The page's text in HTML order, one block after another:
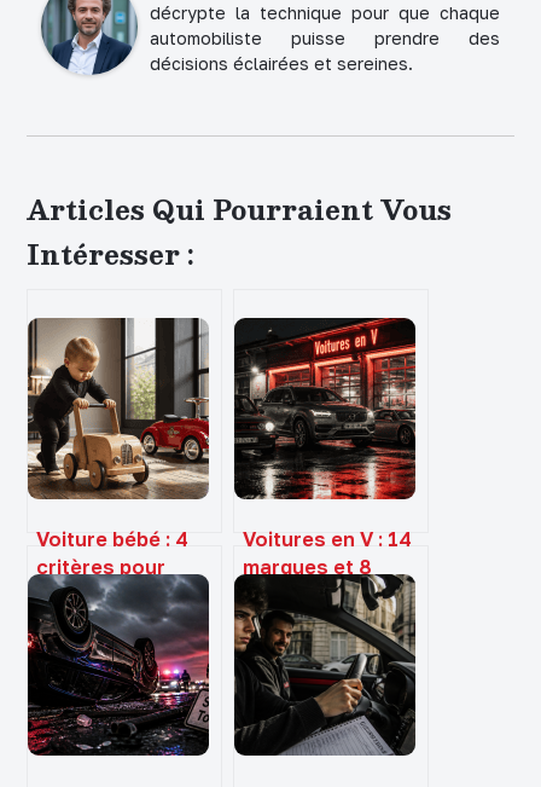
décrypte la technique pour que chaque
automobiliste puisse prendre des
décisions éclairées et sereines.
Articles Qui Pourraient Vous
Intéresser :
Voiture bébé : 4
critères pour
choisir le bon
modèle et
sécuriser ses
premiers
déplacements
Voitures en V : 14
marques et 8
modèles pour
briller au Petit
Bac et aux quiz